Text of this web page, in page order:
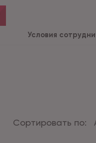
Условия
Сортировать по: